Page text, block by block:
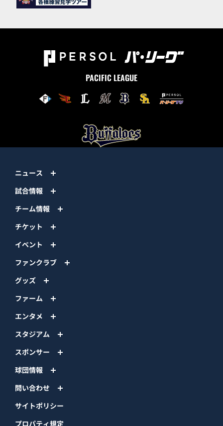
PACIFIC LEAGUE
ニュース
試合情報
チーム情報
チケット
イベント
ファンクラブ
グッズ
ファーム
エンタメ
スタジアム
スポンサー
球団情報
問い合わせ
サイトポリシー
プロパティ規定